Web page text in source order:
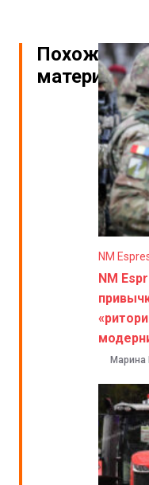
Похожие
материалы
NM
NM
Марина